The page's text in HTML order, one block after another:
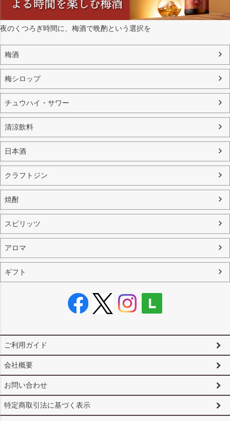
夜のくつろぎ時間に、梅酒で晩酌という選択を
梅酒
梅シロップ
チュウハイ・サワー
清涼飲料
日本酒
クラフトジン
焼酎
スピリッツ
アロマ
ギフト
ご利用ガイド
会社概要
お問い合わせ
特定商取引法に基づく表示